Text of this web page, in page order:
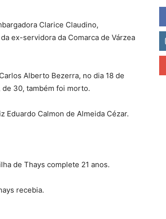
Clarice Claudino,
ex-servidora da Comarca de Várzea
Alberto Bezerra, no dia 18 de
de 30, também foi morto.
Eduardo Calmon de Almeida Cézar.
de Thays complete 21 anos.
recebia.